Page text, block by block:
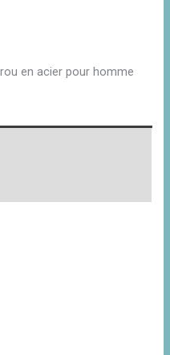
en acier pour homme